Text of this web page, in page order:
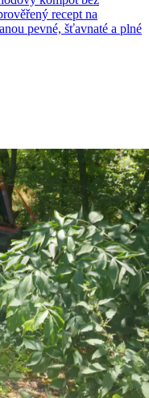
recept na
pevné, šťavnaté a plné